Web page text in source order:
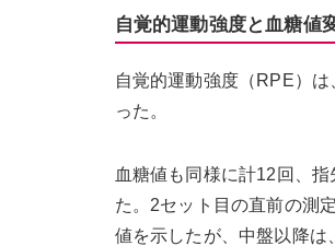
自覚的運動強度と血糖値
自覚的運動強度（RPE）
った。
血糖値も同様に計12回、
た。2セット目の直前の測
値を示したが、中盤以降は